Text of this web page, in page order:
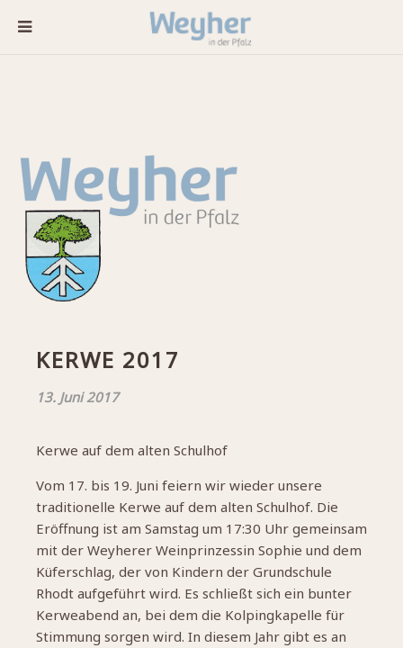
KERWE 2017
13. Juni 2017
Kerwe auf dem alten Schulhof
Vom 17. bis 19. Juni feiern wir wieder unsere
traditionelle Kerwe auf dem alten Schulhof. Die
Eröffnung ist am Samstag um 17:30 Uhr gemeinsam
mit der Weyherer Weinprinzessin Sophie und dem
Küferschlag, der von Kindern der Grundschule
Rhodt aufgeführt wird. Es schließt sich ein bunter
Kerweabend an, bei dem die Kolpingkapelle für
Stimmung sorgen wird. In diesem Jahr gibt es an